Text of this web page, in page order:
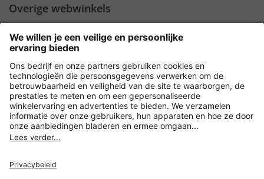
Overige webwinkels
Nederland
Payment and Delivery
Versleuteling met